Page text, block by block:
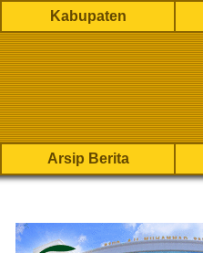
Kabupaten
Arsip Berita